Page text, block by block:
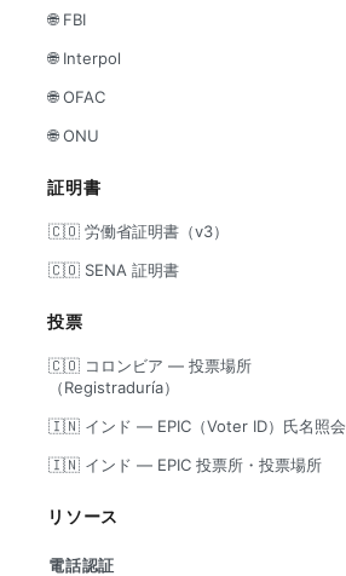
🌐 FBI
🌐 Interpol
🌐 OFAC
🌐 ONU
証明書
🇨🇴 労働省証明書（v3）
🇨🇴 SENA 証明書
投票
🇨🇴 コロンビア — 投票場所
（Registraduría）
🇮🇳 インド — EPIC（Voter ID）氏名照会
🇮🇳 インド — EPIC 投票所・投票場所
リソース
電話認証